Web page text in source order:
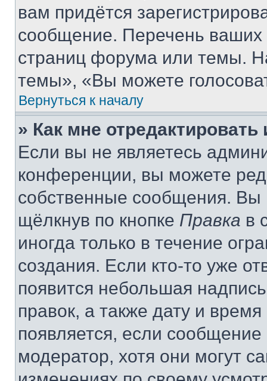
вам придётся
сообщение. Перечень ваших
страниц форума или темы.
темы», «Вы можете
Вернуться к началу
» Как мне
Если вы не являетесь
конференции, вы можете
собственные сообщения. Вы
щёлкнув по кнопке Правка в
иногда только в течение
создания. Если кто-то уже
появится небольшая
правок, а также дату и
появляется, если
модератор, хотя они могут